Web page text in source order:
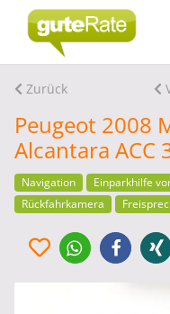
Zurück
Peugeot 2008
Alcantara ACC
Navigation Einparkhilfe
Rückfahrkamera